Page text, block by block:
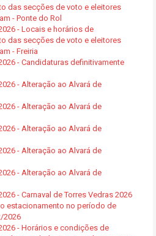
das secções de voto e eleitores
- Ponte do Rol
- Locais e horários de
das secções de voto e eleitores
- Freiria
- Candidaturas definitivamente
- Alteração ao Alvará de
- Alteração ao Alvará de
- Alteração ao Alvará de
- Alteração ao Alvará de
- Alteração ao Alvará de
- Carnaval de Torres Vedras 2026
estacionamento no período de
2026
- Horários e condições de